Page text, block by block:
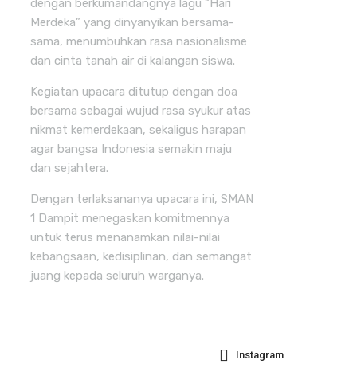
dengan berkumandangnya lagu “Hari
Merdeka” yang dinyanyikan bersama-
sama, menumbuhkan rasa nasionalisme
dan cinta tanah air di kalangan siswa.
Kegiatan upacara ditutup dengan doa
bersama sebagai wujud rasa syukur atas
nikmat kemerdekaan, sekaligus harapan
agar bangsa Indonesia semakin maju
dan sejahtera.
Dengan terlaksananya upacara ini, SMAN
1 Dampit menegaskan komitmennya
untuk terus menanamkan nilai-nilai
kebangsaan, kedisiplinan, dan semangat
juang kepada seluruh warganya.
Instagram